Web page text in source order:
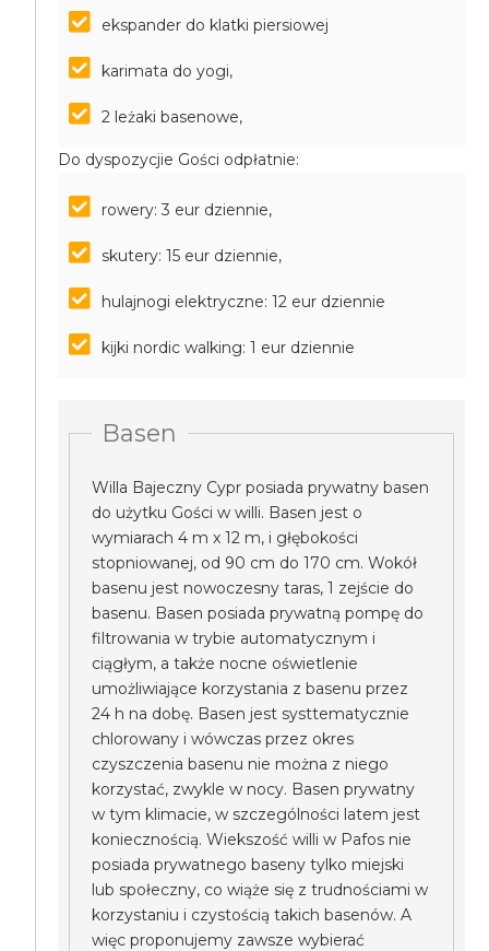
ekspander do klatki piersiowej
karimata do yogi,
2 leżaki basenowe,
Do dyspozycjie Gości odpłatnie:
rowery: 3 eur dziennie,
skutery: 15 eur dziennie,
hulajnogi elektryczne: 12 eur dziennie
kijki nordic walking: 1 eur dziennie
Basen
Willa Bajeczny Cypr posiada prywatny basen
do użytku Gości w willi. Basen jest o
wymiarach 4 m x 12 m, i głębokości
stopniowanej, od 90 cm do 170 cm. Wokół
basenu jest nowoczesny taras, 1 zejście do
basenu. Basen posiada prywatną pompę do
filtrowania w trybie automatycznym i
ciągłym, a także nocne oświetlenie
umożliwiające korzystania z basenu przez
24 h na dobę. Basen jest systtematycznie
chlorowany i wówczas przez okres
czyszczenia basenu nie można z niego
korzystać, zwykle w nocy. Basen prywatny
w tym klimacie, w szczególności latem jest
koniecznością. Wiekszość willi w Pafos nie
posiada prywatnego baseny tylko miejski
lub społeczny, co wiąże się z trudnościami w
korzystaniu i czystością takich basenów. A
więc proponujemy zawsze wybierać